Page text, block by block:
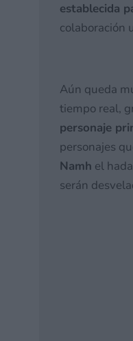
establecida
colaboración
Aún queda
tiempo real,
personaje
personajes
Namh el
serán